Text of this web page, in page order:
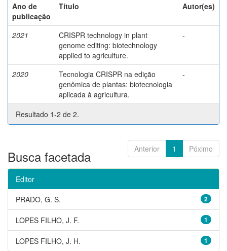
Ano de
publicação
Título Autor(es)
2021
CRISPR technology in plant
genome editing: biotechnology
applied to agriculture.
-
2020
Tecnologia CRISPR na edição
genômica de plantas: biotecnologia
aplicada à agricultura.
-
Resultado 1-2 de 2.
Anterior 1 Póximo
Busca facetada
Editor
2
PRADO, G. S.
1
LOPES FILHO, J. F.
1
LOPES FILHO, J. H.